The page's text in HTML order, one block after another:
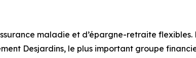
maladie et d’épargne-retraite flexibles.
Desjardins, le plus important groupe